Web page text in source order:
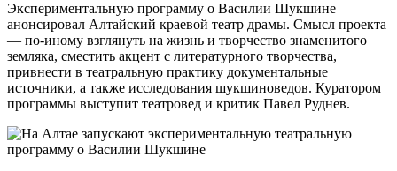
Экспериментальную программу о Василии Шукшине
анонсировал Алтайский краевой театр драмы. Смысл проекта
— по-иному взглянуть на жизнь и творчество знаменитого
земляка, сместить акцент с литературного творчества,
привнести в театральную практику документальные
источники, а также исследования шукшиноведов. Куратором
программы выступит театровед и критик Павел Руднев.